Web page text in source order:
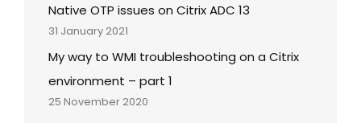
Native OTP issues on Citrix ADC 13
31 January 2021
My way to WMI troubleshooting on a Citrix
environment – part 1
25 November 2020